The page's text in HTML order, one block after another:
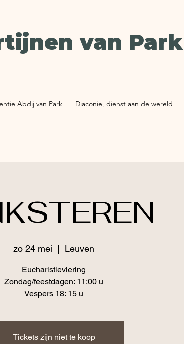
van Park
Abdij van Park Diaconie, dienst aan de wereld
zo 24 mei Leuven
Eucharistieviering
Zondag/feestdagen: 11:00 u
Vespers 18: 15 u
Tickets zijn niet te koop